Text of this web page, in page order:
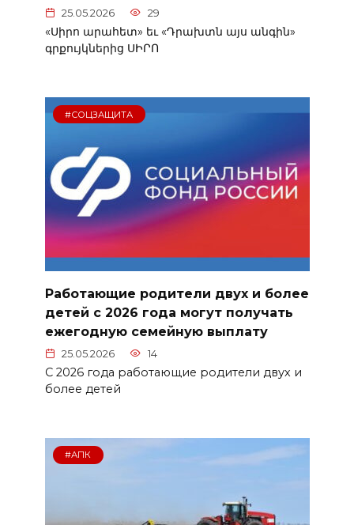
25.05.2026 29
«Սիրո արահետ» եւ «Դրախտն այս անգին»
գրքույկներից ՍԻՐՈ
#СОЦЗАЩИТА
Работающие родители двух и более
детей с 2026 года могут получать
ежегодную семейную выплату
25.05.2026 14
С 2026 года работающие родители двух и
более детей
#АПК